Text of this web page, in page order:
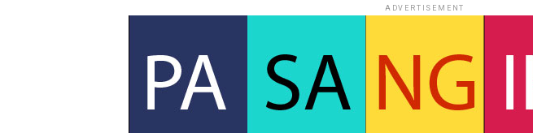
ADVERTISEMENT